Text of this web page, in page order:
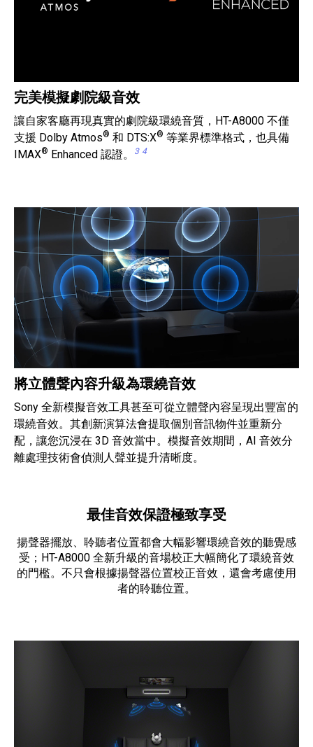
完美模擬劇院級音效
讓自家客廳再現真實的劇院級環繞音質，HT-A8000 不僅
支援 Dolby Atmos® 和 DTS:X® 等業界標準格式，也具備
IMAX® Enhanced 認證。 3 4
將立體聲內容升級為環繞音效
Sony 全新模擬音效工具甚至可從立體聲內容呈現出豐富的
環繞音效。其創新演算法會提取個別音訊物件並重新分
配，讓您沉浸在 3D 音效當中。模擬音效期間，AI 音效分
離處理技術會偵測人聲並提升清晰度。
最佳音效保證極致享受
揚聲器擺放、聆聽者位置都會大幅影響環繞音效的聽覺感
受；HT-A8000 全新升級的音場校正大幅簡化了環繞音效
的門檻。不只會根據揚聲器位置校正音效，還會考慮使用
者的聆聽位置。